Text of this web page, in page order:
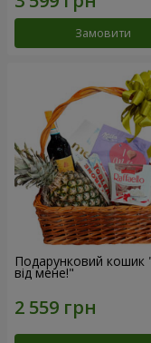
Замовити
Подарунковий кошик
від мене!"